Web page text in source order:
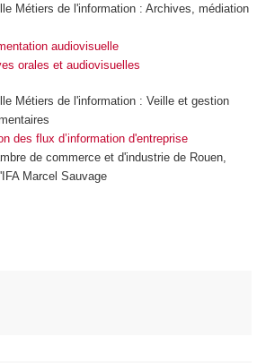
Métiers de l'information : Archives, médiation
audiovisuelle
orales et audiovisuelles
Métiers de l'information : Veille et gestion
des flux d’information d'entreprise
de commerce et d'industrie de Rouen,
Marcel Sauvage